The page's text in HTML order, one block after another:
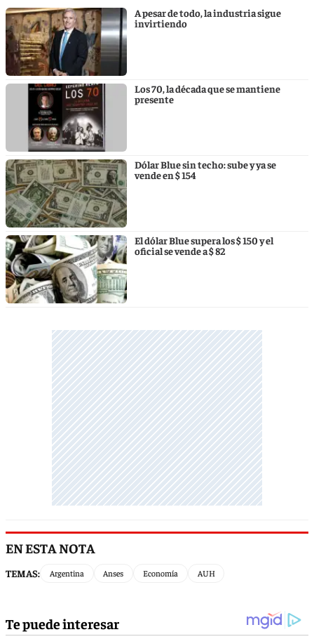
A pesar de todo, la industria sigue
invirtiendo
Los 70, la década que se mantiene
presente
Dólar Blue sin techo: sube y ya se
vende en $ 154
El dólar Blue supera los $ 150 y el
oficial se vende a $ 82
EN ESTA NOTA
TEMAS: Argentina Anses Economía AUH